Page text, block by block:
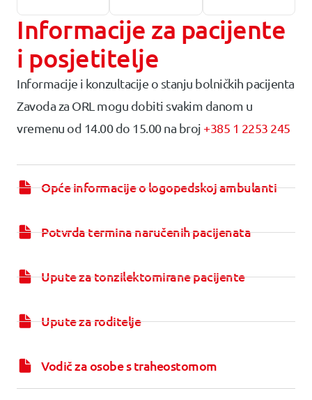
Informacije za pacijente
i posjetitelje
Informacije i konzultacije o stanju bolničkih pacijenta
Zavoda za ORL mogu dobiti svakim danom u
vremenu od 14.00 do 15.00 na broj +385 1 2253 245
Opće informacije o logopedskoj ambulanti
Potvrda termina naručenih pacijenata
Upute za tonzilektomirane pacijente
Upute za roditelje
Vodič za osobe s traheostomom